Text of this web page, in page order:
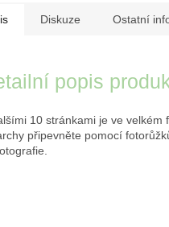
Diskuze Ostatní
popis
10 stránkami je ve
připevněte pomocí